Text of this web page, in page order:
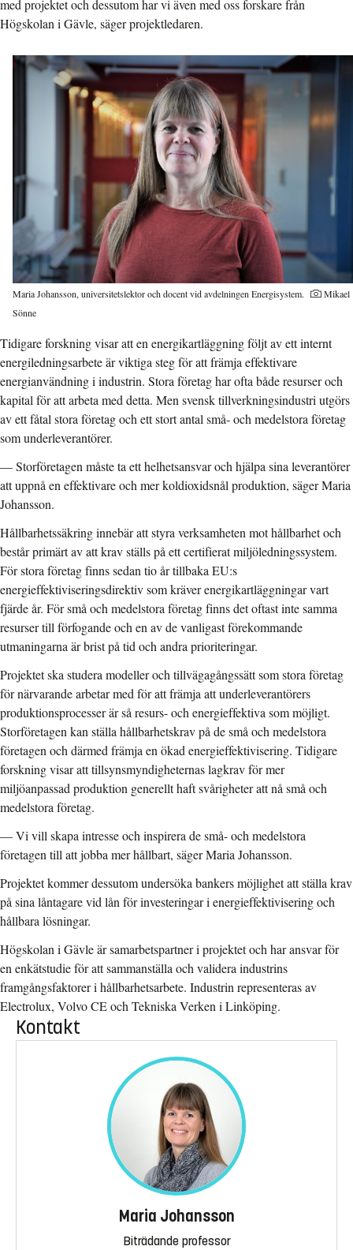
med projektet och dessutom har vi även med oss forskare från
Högskolan i Gävle, säger projektledaren.
Maria Johansson, universitetslektor och docent vid avdelningen Energisystem.
Mikael
Sönne
Tidigare forskning visar att en energikartläggning följt av ett internt
energiledningsarbete är viktiga steg för att främja effektivare
energianvändning i industrin. Stora företag har ofta både resurser och
kapital för att arbeta med detta. Men svensk tillverkningsindustri utgörs
av ett fåtal stora företag och ett stort antal små- och medelstora företag
som underleverantörer.
—Storföretagen måste ta ett helhetsansvar och hjälpa sina leverantörer
att uppnå en effektivare och mer koldioxidsnål produktion, säger Maria
Johansson.
Hållbarhetssäkring innebär att styra verksamheten mot hållbarhet och
består primärt av att krav ställs på ett certifierat miljöledningssystem.
För stora företag finns sedan tio år tillbaka EU:s
energieffektiviseringsdirektiv som kräver energikartläggningar vart
fjärde år. För små och medelstora företag finns det oftast inte samma
resurser till förfogande och en av de vanligast förekommande
utmaningarna är brist på tid och andra prioriteringar.
Projektet ska studera modeller och tillvägagångssätt som stora företag
för närvarande arbetar med för att främja att underleverantörers
produktionsprocesser är så resurs- och energieffektiva som möjligt.
Storföretagen kan ställa hållbarhetskrav på de små och medelstora
företagen och därmed främja en ökad energieffektivisering. Tidigare
forskning visar att tillsynsmyndigheternas lagkrav för mer
miljöanpassad produktion generellt haft svårigheter att nå små och
medelstora företag.
—Vi vill skapa intresse och inspirera de små- och medelstora
företagen till att jobba mer hållbart, säger Maria Johansson.
Projektet kommer dessutom undersöka bankers möjlighet att ställa krav
på sina låntagare vid lån för investeringar i energieffektivisering och
hållbara lösningar.
Högskolan i Gävle är samarbetspartner i projektet och har ansvar för
en enkätstudie för att sammanställa och validera industrins
framgångsfaktorer i hållbarhetsarbete. Industrin representeras av
Electrolux, Volvo CE och Tekniska Verken i Linköping.
Kontakt
Maria Johansson
Biträdande professor